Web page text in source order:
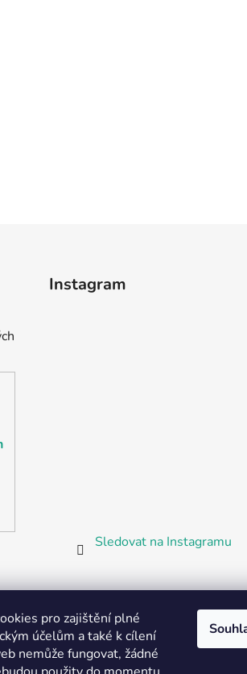
pro zajištění plné
účelům a také k cílení
nemůže fungovat, žádné
Instagram
Sledovat na Instagramu
Barefoot Plzeň